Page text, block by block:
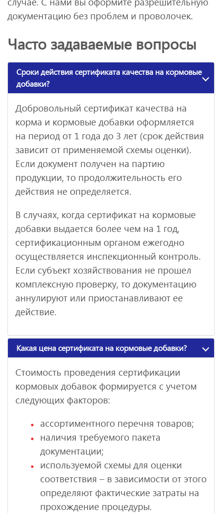
документацию без проблем и проволочек.
Часто задаваемые вопросы
Сроки действия сертификата качества на кормовые
добавки?
Добровольный сертификат качества на
корма и кормовые добавки оформляется
на период от 1 года до 3 лет (срок действия
зависит от применяемой схемы оценки).
Если документ получен на партию
продукции, то продолжительность его
действия не определяется.
В случаях, когда сертификат на кормовые
добавки выдается более чем на 1 год,
сертификационным органом ежегодно
осуществляется инспекционный контроль.
Если субъект хозяйствования не прошел
комплексную проверку, то документацию
аннулируют или приостанавливают ее
действие.
Какая цена сертификата на кормовые добавки?
Стоимость проведения сертификации
кормовых добавок формируется с учетом
следующих факторов:
ассортиментного перечня товаров;
наличия требуемого пакета
документации;
используемой схемы для оценки
соответствия – в зависимости от этого
определяют фактические затраты на
прохождение процедуры.